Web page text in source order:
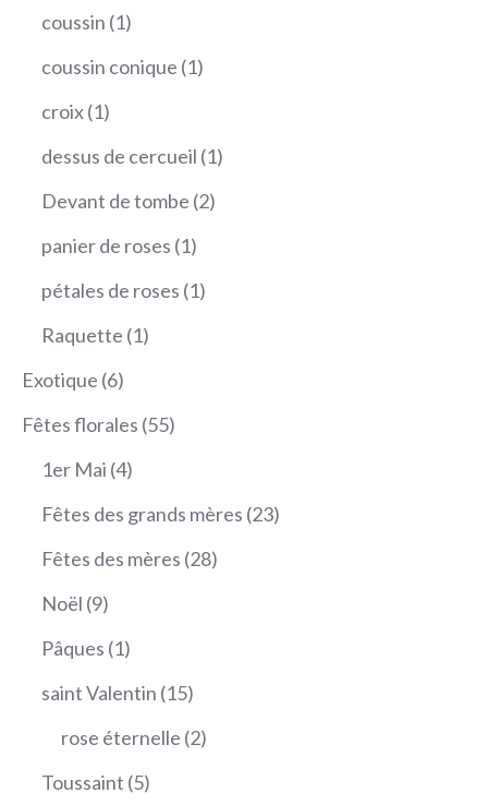
coussin 11
produit
coussin conique 11
croix 11
produit
dessus de cercueil 11
Devant de tombe 22
panier de roses 11
produit
pétales de roses 11
Raquette 11
Exotique 66
produits
Fêtes florales 5555
1er Mai 44
produits
Fêtes des grands mères 2323
Fêtes des mères 2828
Noël 99
produits
Pâques 11
produit
saint Valentin 1515
produits
rose éternelle 22
Toussaint 55